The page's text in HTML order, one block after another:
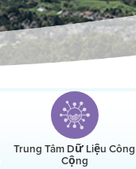
Trung Tâm Dữ Liệu Công
Cộng